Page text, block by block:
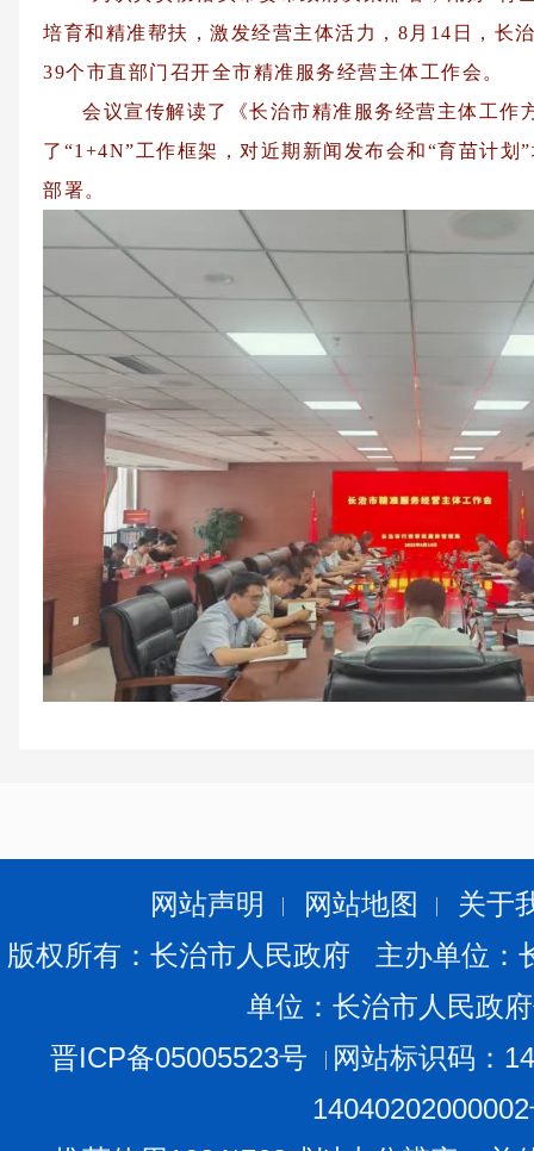
培育和精准帮扶，激发经营主体活力，8月14日，长
39个市直部门召开全市精准服务经营主体工作会。
会议宣传解读了《长治市精准服务经营主体工作
了“1+4N”工作框架，对近期新闻发布会和“育苗计划
部署。
府的决策部署上来，围绕营造全面创业环境、实施
等主要工作任务，加强组织领导、强化协调联动、细
实际行动帮助经营主体解难题、稳增长、促发展。
网站声明 网站地图
关于
版权所有：长治市人民政府 主办单位
单位：长治市人民政
晋ICP备05005523号
网站标识码：